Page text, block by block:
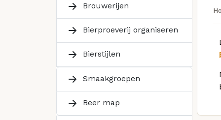
Brouwerijen
Bierproeverij organiseren
Bierstijlen
Smaakgroepen
Beer map